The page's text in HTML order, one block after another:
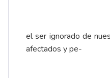
el ser ignorado de
afectados y pe-